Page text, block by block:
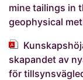
mine tailings in
geophysical
skapandet av
för